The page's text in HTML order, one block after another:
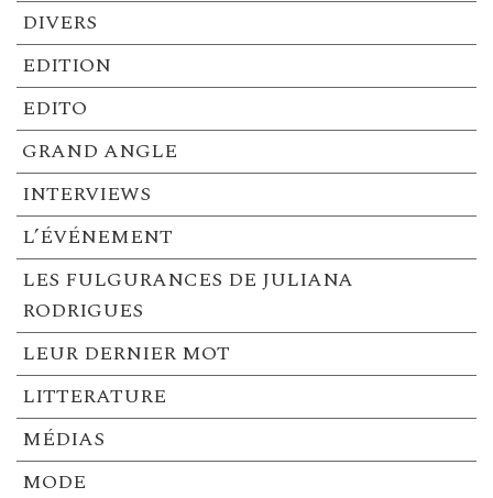
DIVERS
EDITION
EDITO
GRAND ANGLE
INTERVIEWS
L’ÉVÉNEMENT
LES FULGURANCES DE JULIANA
RODRIGUES
LEUR DERNIER MOT
LITTERATURE
MÉDIAS
MODE